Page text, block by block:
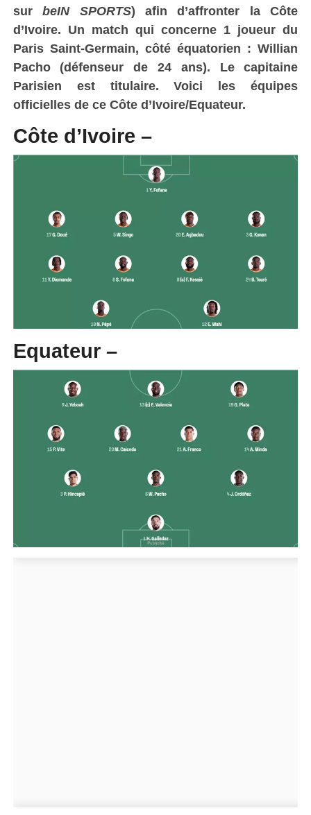
surbeIN SPORTS) afin d’affronter la Côte
d’Ivoire. Un match qui concerne 1 joueur du
Paris Saint-Germain, côté équatorien : Willian
Pacho (défenseur de 24 ans). Le capitaine
Parisien est titulaire.Voici les équipes
officielles de ce Côte d’Ivoire/Equateur.
Côte d’Ivoire –
Equateur –